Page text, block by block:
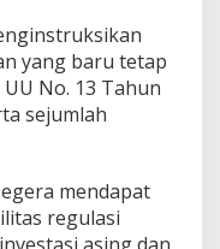
yang baru tetap
No. 13 Tahun
sejumlah
mendapat
regulasi